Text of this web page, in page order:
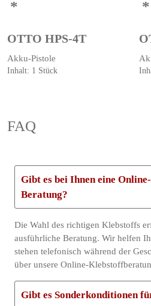
OTTO HPS-4T
Akku-Pistole
Inhalt: 1 Stück
FAQ
Gibt es bei Ihnen eine
Beratung?
Die Wahl des richtigen Klebstoffs
ausführliche Beratung. Wir helfen
stehen telefonisch während der
über unsere Online-
Gibt es Sonderkonditionen